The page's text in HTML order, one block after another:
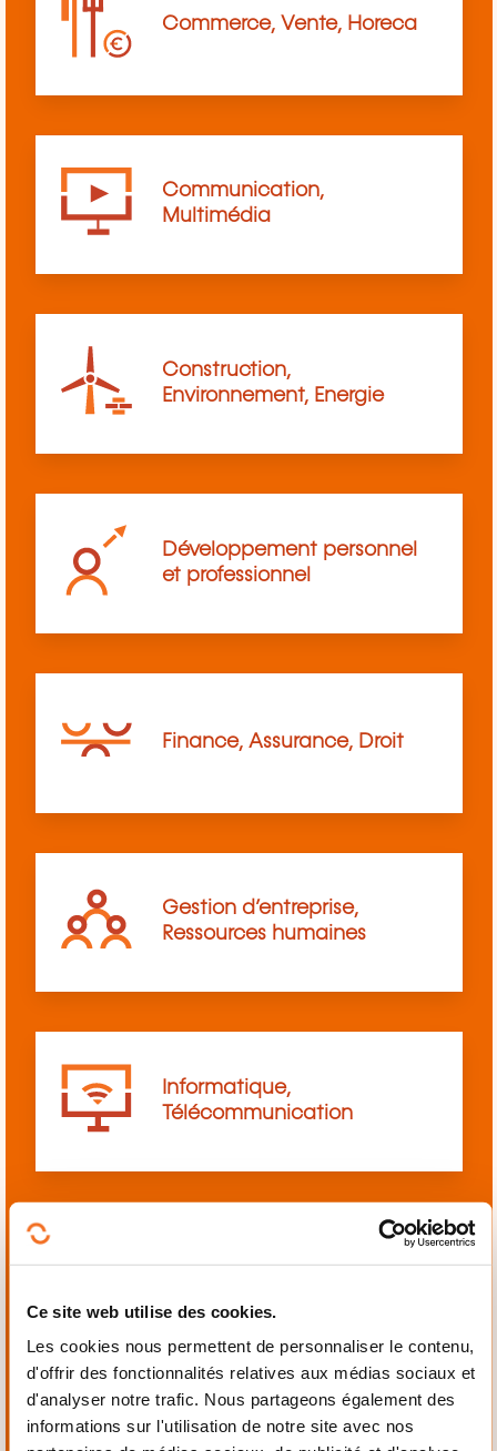
Ce site web utilise des cookies.
Les cookies nous permettent de personnaliser le contenu,
d'offrir des fonctionnalités relatives aux médias sociaux et
d'analyser notre trafic. Nous partageons également des
informations sur l'utilisation de notre site avec nos
Commerce, Vente, Horeca
Communication,
Multimédia
Construction,
Environnement, Energie
Développement personnel
et professionnel
Finance, Assurance, Droit
Gestion d’entreprise,
Ressources humaines
Informatique,
Télécommunication
Mécanique,